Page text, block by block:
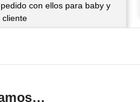
con ellos para baby y
cliente